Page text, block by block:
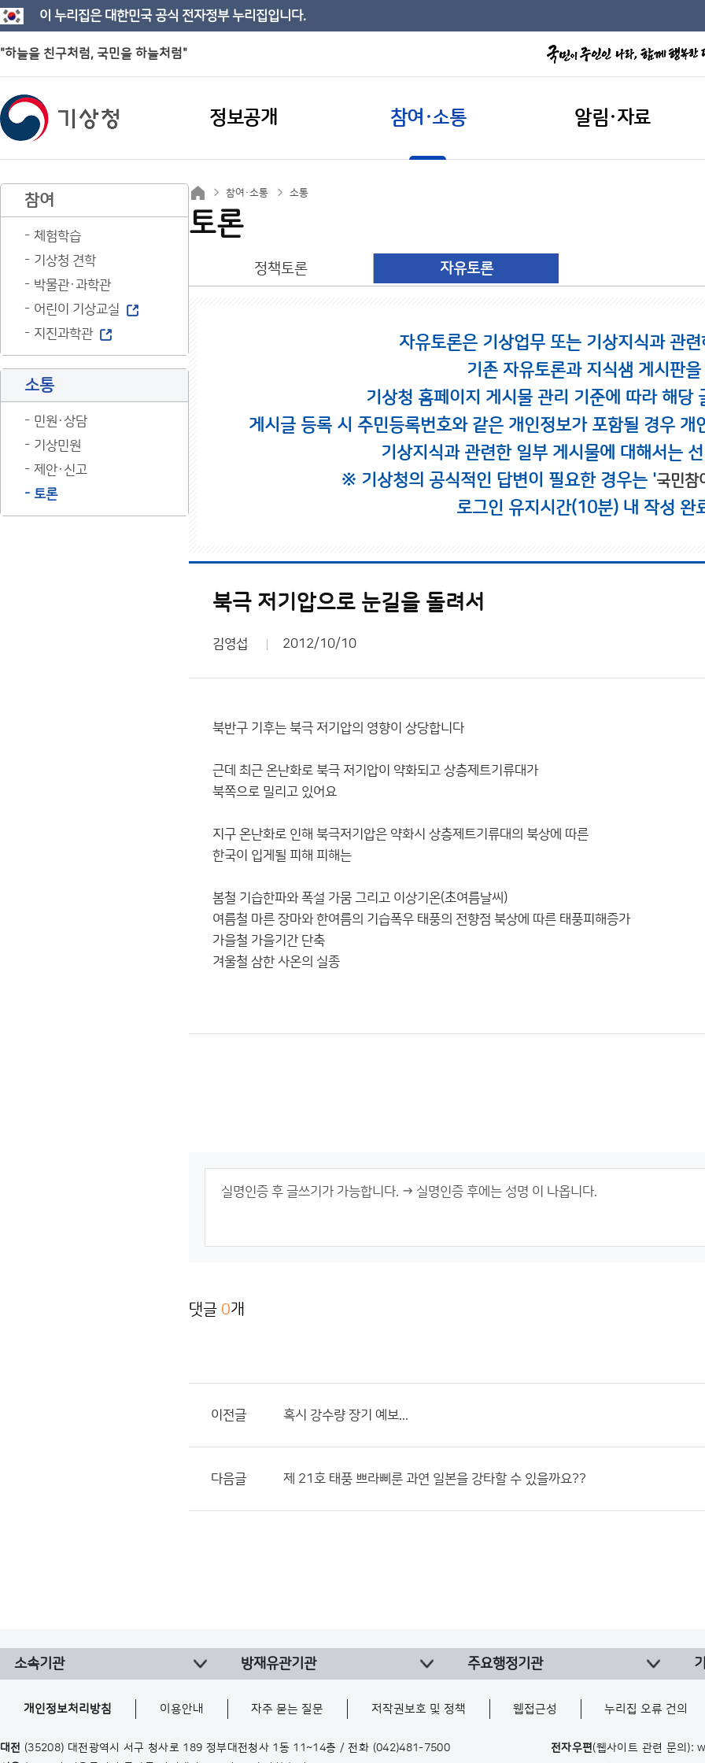
이 누리집은 대한민국 공식 전자정부 누리집입니다.
"하늘을 친구처럼, 국민을 하늘처럼"
정보공개 참여·소통 알림·자료
참여
체험학습
기상청 견학
박물관·과학관
어린이 기상교실
지진과학관
소통
민원·상담
기상민원
제안·신고
토론
참여·소통 소통
토론
정책토론 자유토론
자유토론은 기상업무 또는 기상지식과 관
기존 자유토론과 지식샘 게시판
기상청 홈페이지 게시물 관리 기준에 따라 해당
게시글 등록 시 주민등록번호와 같은 개인정보가 포함될 경우
기상지식과 관련한 일부 게시물에 대해서는
※ 기상청의 공식적인 답변이 필요한 경우는 '국민참
로그인 유지시간(10분) 내 작성 완
북극 저기압으로 눈길을 돌려서
김영섭 2012/10/10
북반구 기후는 북극 저기압의 영향이 상당합니다
근데 최근 온난화로 북극 저기압이 약화되고 상층제트기류대가
북쪽으로 밀리고 있어요
지구 온난화로 인해 북극저기압은 약화시 상층제트기류대의 북상에 따른
한국이 입게될 피해 피해는
봄철 기습한파와 폭설 가뭄 그리고 이상기온(초여름날씨)
여름철 마른 장마와 한여름의 기습폭우 태풍의 전향점 북상에 따른 태풍피해증가
가을철 가을기간 단축
겨울철 삼한 사온의 실종
댓글 0개
이전글 혹시 강수량 장기 예보...
다음글 제 21호 태풍 쁘라삐룬 과연 일본을 강타할 수 있을까요??
소속기관 방재유관기관 주요행정기관
개인정보처리방침 이용안내 자주 묻는 질문 저작권보호 및 정책 웹접근성 누리집 오류 건의
대전 (35208) 대전광역시 서구 청사로 189 정부대전청사 1동 11~14층 / 전화 (042)481-7500
전자우편(웹사이트 관련 문의